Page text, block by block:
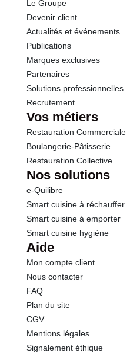
Sel
Le Groupe
Devenir client
Actualités et événements
Publications
Marques exclusives
Partenaires
Solutions professionnelles
Recrutement
Vos métiers
Restauration Commerciale
Boulangerie-Pâtisserie
Restauration Collective
Nos solutions
e-Quilibre
Smart cuisine à réchauffer
Smart cuisine à emporter
Smart cuisine hygiène
Aide
Mon compte client
Nous contacter
FAQ
Plan du site
CGV
Mentions légales
Signalement éthique